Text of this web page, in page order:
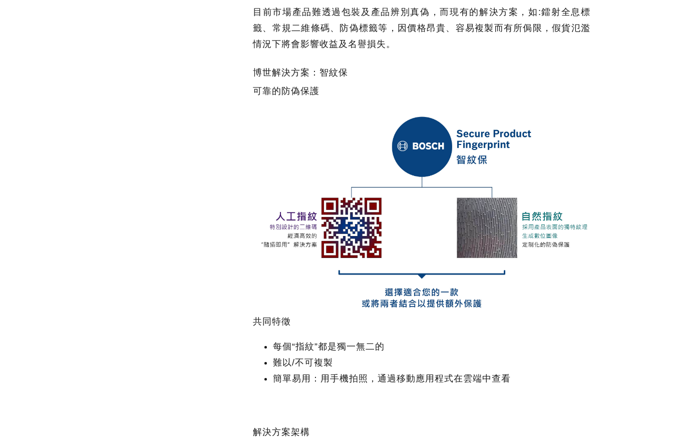
目前市場產品難透過包裝及產品辨別真偽，而現有的解決方案，如:鐳射全息標
籤、常規二維條碼、防偽標籤等，因價格昂貴、容易複製而有所侷限，假貨氾濫
情況下將會影響收益及名譽損失。
博世解決方案：智紋保
可靠的防偽保護
共同特徵
每個“指紋”都是獨一無二的
難以/不可複製
簡單易用：用手機拍照，通過移動應用程式在雲端中查看
解決方案架構